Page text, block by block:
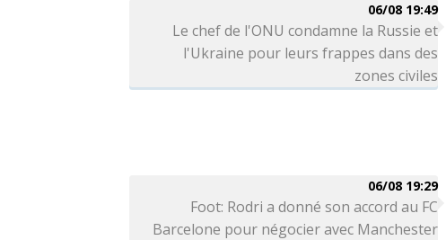
06/08 19:49
Le chef de l'ONU condamne la Russie et
l'Ukraine pour leurs frappes dans des
zones civiles
06/08 19:29
Foot: Rodri a donné son accord au FC
Barcelone pour négocier avec Manchester